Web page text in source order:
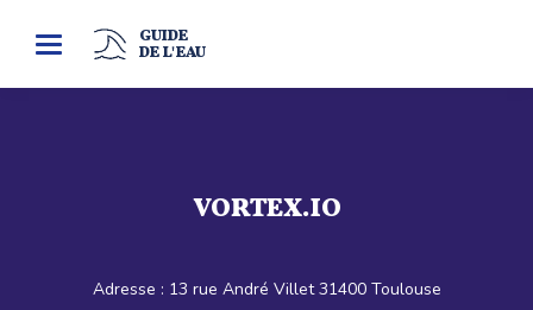
Toggle
GUIDE
DE L'EAU
VORTEX.IO
Adresse : 13 rue André Villet 31400 Toulouse